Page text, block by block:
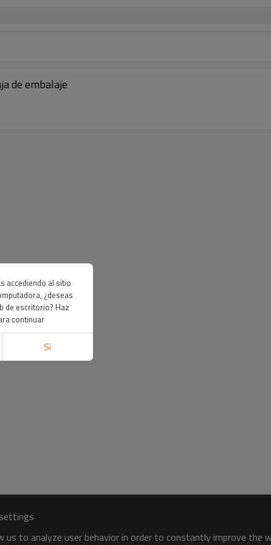
de embalaje
to analyze user behavior in order to constantly improve the
accediendo al sitio
¿deseas
de escritorio? Haz
continuar
Si